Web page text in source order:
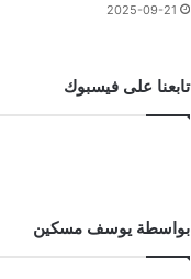
2025-09-21
تابعنا على فيسبوك
بواسطة يوسف مسكين